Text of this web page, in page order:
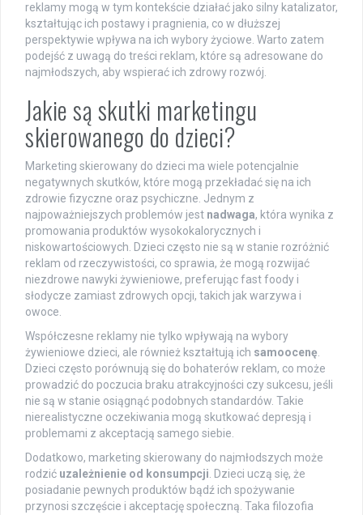
reklamy mogą w tym kontekście działać jako silny katalizator,
kształtując ich postawy i pragnienia, co w dłuższej
perspektywie wpływa na ich wybory życiowe. Warto zatem
podejść z uwagą do treści reklam, które są adresowane do
najmłodszych, aby wspierać ich zdrowy rozwój.
Jakie są skutki marketingu
skierowanego do dzieci?
Marketing skierowany do dzieci ma wiele potencjalnie
negatywnych skutków, które mogą przekładać się na ich
zdrowie fizyczne oraz psychiczne. Jednym z
najpoważniejszych problemów jest nadwaga, która wynika z
promowania produktów wysokokalorycznych i
niskowartościowych. Dzieci często nie są w stanie rozróżnić
reklam od rzeczywistości, co sprawia, że mogą rozwijać
niezdrowe nawyki żywieniowe, preferując fast foody i
słodycze zamiast zdrowych opcji, takich jak warzywa i
owoce.
Współczesne reklamy nie tylko wpływają na wybory
żywieniowe dzieci, ale również kształtują ich samoocenę.
Dzieci często porównują się do bohaterów reklam, co może
prowadzić do poczucia braku atrakcyjności czy sukcesu, jeśli
nie są w stanie osiągnąć podobnych standardów. Takie
nierealistyczne oczekiwania mogą skutkować depresją i
problemami z akceptacją samego siebie.
Dodatkowo, marketing skierowany do najmłodszych może
rodzić uzależnienie od konsumpcji. Dzieci uczą się, że
posiadanie pewnych produktów bądź ich spożywanie
przynosi szczęście i akceptację społeczną. Taka filozofia